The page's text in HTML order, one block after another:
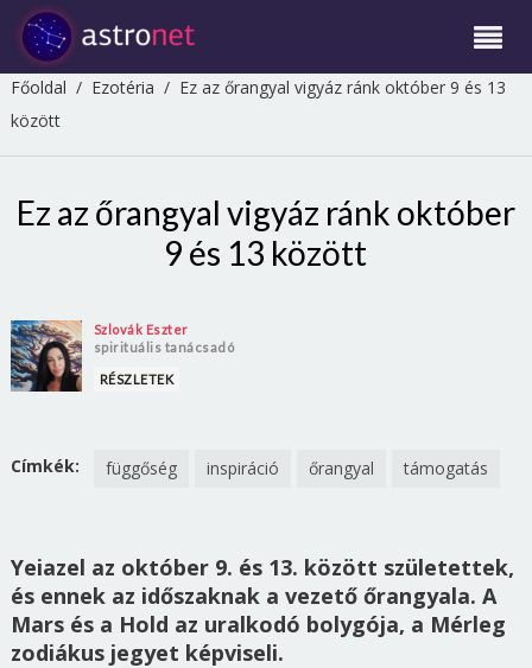
Főoldal / Ezotéria / Ez az őrangyal vigyáz ránk október 9 és 13
között
Ez az őrangyal vigyáz ránk október
9 és 13 között
Szlovák Eszter
spirituális tanácsadó
RÉSZLETEK
Címkék: függőség inspiráció őrangyal támogatás
Yeiazel az október 9. és 13. között születettek,
és ennek az időszaknak a vezető őrangyala. A
Mars és a Hold az uralkodó bolygója, a Mérleg
zodiákus jegyet képviseli.